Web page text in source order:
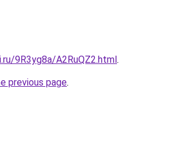
9R3yg8a/A2RuQZ2.html.
previous page.